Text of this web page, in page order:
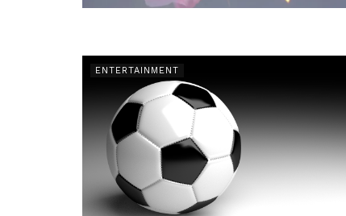
ENTERTAINMENT